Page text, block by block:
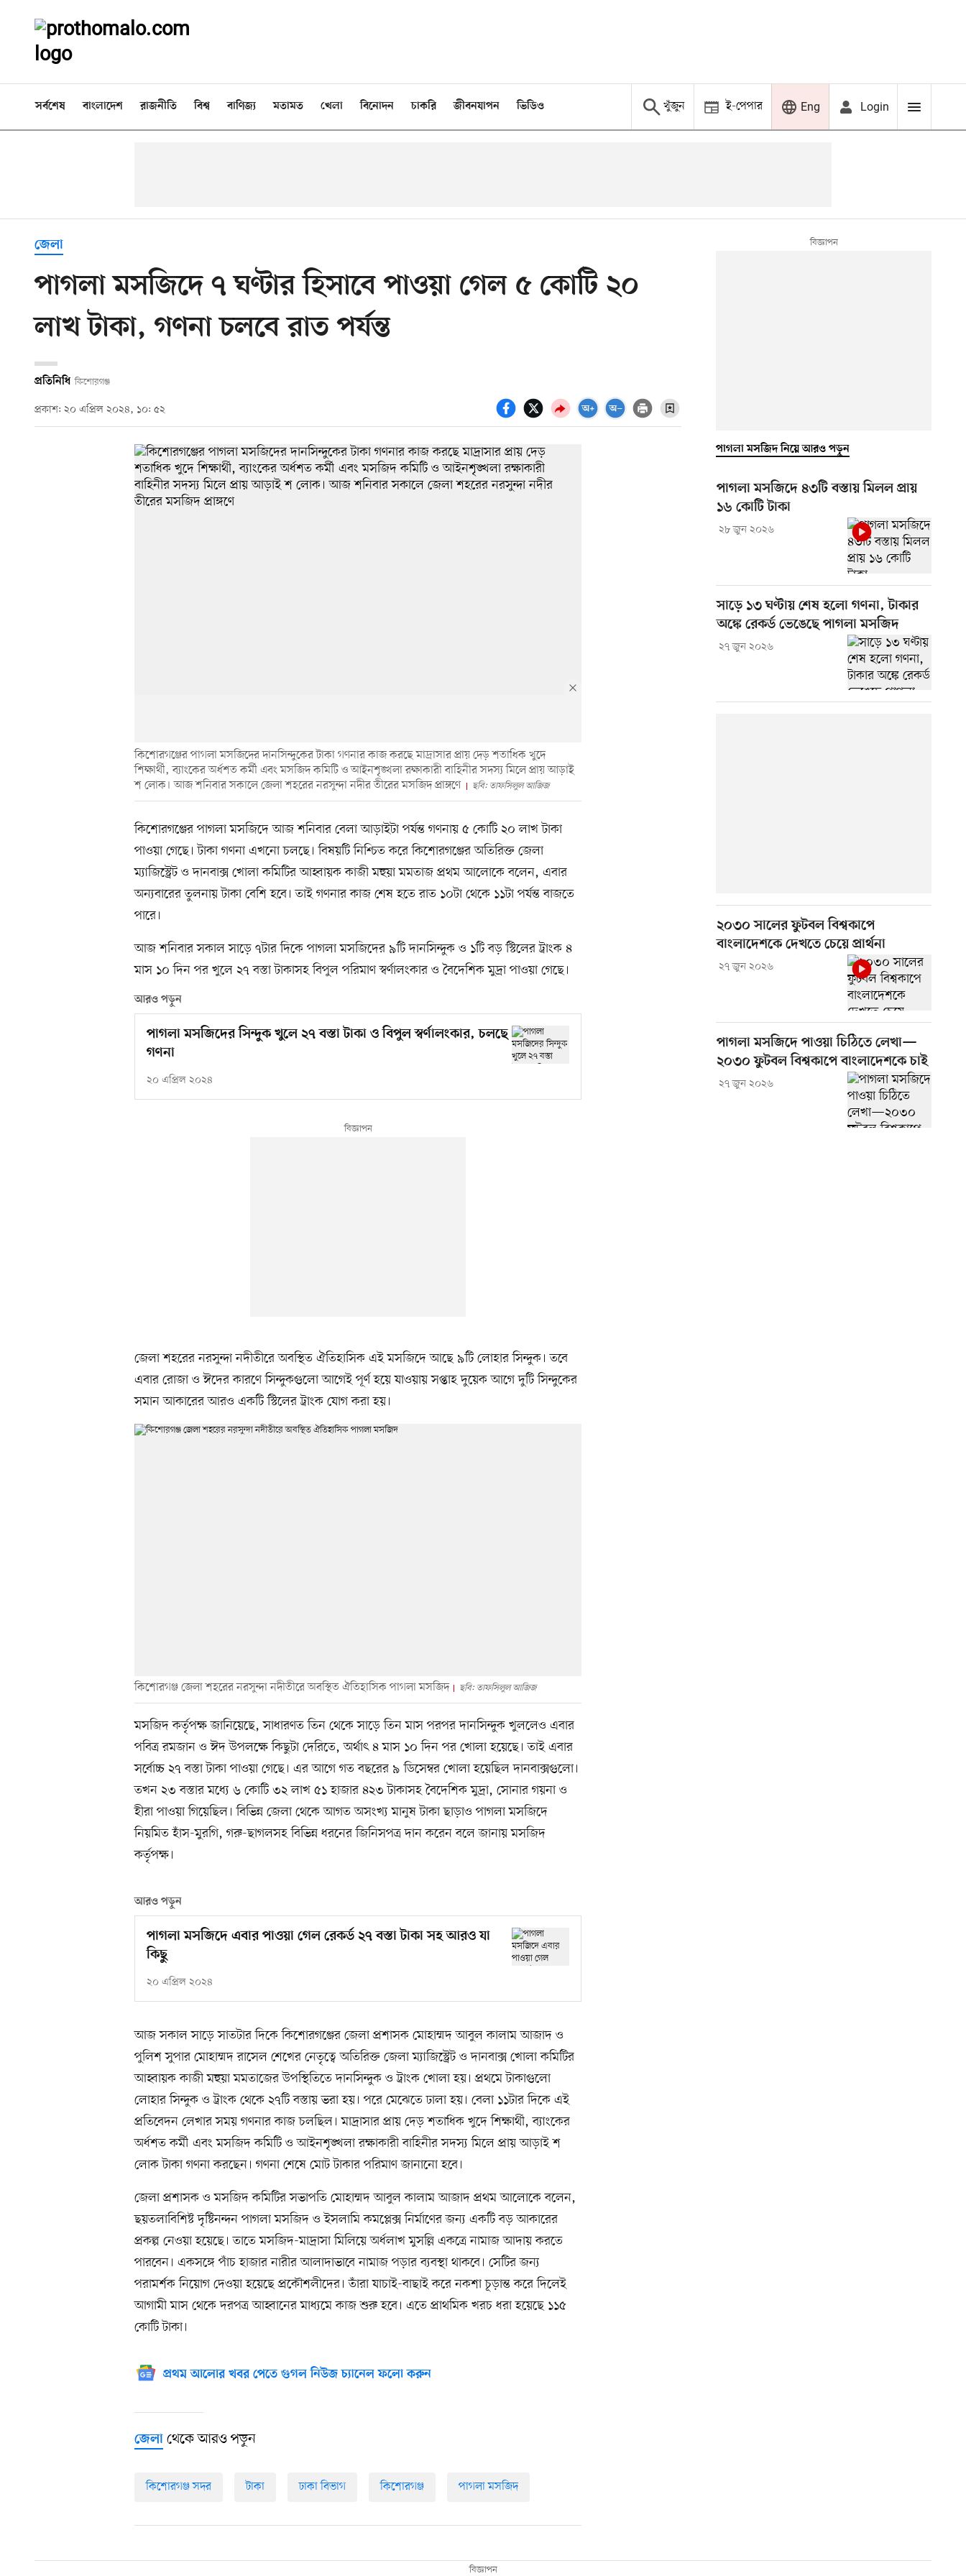
সর্বশেষ বাংলাদেশ রাজনীতি বিশ্ব বাণিজ্য মতামত খেলা বিনোদন চাকরি জীবনযাপন ভিডিও খুঁজুন ই-পেপার Eng Login
জেলা
পাগলা মসজিদে ৭ ঘণ্টার হিসাবে পাওয়া গেল ৫ কোটি ২০
লাখ টাকা, গণনা চলবে রাত পর্যন্ত
প্রতিনিধি কিশোরগঞ্জ
প্রকাশ: ২০ এপ্রিল ২০২৪, ১০: ৫২
কিশোরগঞ্জের পাগলা মসজিদের দানসিন্দুকের টাকা গণনার কাজ করছে মাদ্রাসার প্রায় দেড় শতাধিক খুদে
শিক্ষার্থী, ব্যাংকের অর্ধশত কর্মী এবং মসজিদ কমিটি ও আইনশৃঙ্খলা রক্ষাকারী বাহিনীর সদস্য মিলে প্রায় আড়াই
শ লোক। আজ শনিবার সকালে জেলা শহরের নরসুন্দা নদীর তীরের মসজিদ প্রাঙ্গণে
ছবি: তাফসিলুল আজিজ
কিশোরগঞ্জের পাগলা মসজিদে আজ শনিবার বেলা আড়াইটা পর্যন্ত গণনায় ৫ কোটি ২০ লাখ টাকা
পাওয়া গেছে। টাকা গণনা এখনো চলছে। বিষয়টি নিশ্চিত করে কিশোরগঞ্জের অতিরিক্ত জেলা
ম্যাজিস্ট্রেট ও দানবাক্স খোলা কমিটির আহ্বায়ক কাজী মহুয়া মমতাজ প্রথম আলোকে বলেন, এবার
অন্যবারের তুলনায় টাকা বেশি হবে। তাই গণনার কাজ শেষ হতে রাত ১০টা থেকে ১১টা পর্যন্ত বাজতে
পারে।
আজ শনিবার সকাল সাড়ে ৭টার দিকে পাগলা মসজিদের ৯টি দানসিন্দুক ও ১টি বড় স্টিলের ট্রাংক ৪
মাস ১০ দিন পর খুলে ২৭ বস্তা টাকাসহ বিপুল পরিমাণ স্বর্ণালংকার ও বৈদেশিক মুদ্রা পাওয়া গেছে।
আরও পড়ুন
পাগলা মসজিদের সিন্দুক খুলে ২৭ বস্তা টাকা ও বিপুল স্বর্ণালংকার, চলছে
গণনা
২০ এপ্রিল ২০২৪
জেলা শহরের নরসুন্দা নদীতীরে অবস্থিত ঐতিহাসিক এই মসজিদে আছে ৯টি লোহার সিন্দুক। তবে
এবার রোজা ও ঈদের কারণে সিন্দুকগুলো আগেই পূর্ণ হয়ে যাওয়ায় সপ্তাহ দুয়েক আগে দুটি সিন্দুকের
সমান আকারের আরও একটি স্টিলের ট্রাংক যোগ করা হয়।
কিশোরগঞ্জ জেলা শহরের নরসুন্দা নদীতীরে অবস্থিত ঐতিহাসিক পাগলা মসজিদ ছবি: তাফসিলুল আজিজ
মসজিদ কর্তৃপক্ষ জানিয়েছে, সাধারণত তিন থেকে সাড়ে তিন মাস পরপর দানসিন্দুক খুললেও এবার
পবিত্র রমজান ও ঈদ উপলক্ষে কিছুটা দেরিতে, অর্থাৎ ৪ মাস ১০ দিন পর খোলা হয়েছে। তাই এবার
সর্বোচ্চ ২৭ বস্তা টাকা পাওয়া গেছে। এর আগে গত বছরের ৯ ডিসেম্বর খোলা হয়েছিল দানবাক্সগুলো।
তখন ২৩ বস্তার মধ্যে ৬ কোটি ৩২ লাখ ৫১ হাজার ৪২৩ টাকাসহ বৈদেশিক মুদ্রা, সোনার গয়না ও
হীরা পাওয়া গিয়েছিল। বিভিন্ন জেলা থেকে আগত অসংখ্য মানুষ টাকা ছাড়াও পাগলা মসজিদে
নিয়মিত হাঁস-মুরগি, গরু-ছাগলসহ বিভিন্ন ধরনের জিনিসপত্র দান করেন বলে জানায় মসজিদ
কর্তৃপক্ষ।
আরও পড়ুন
পাগলা মসজিদে এবার পাওয়া গেল রেকর্ড ২৭ বস্তা টাকা সহ আরও যা
কিছু
২০ এপ্রিল ২০২৪
আজ সকাল সাড়ে সাতটার দিকে কিশোরগঞ্জের জেলা প্রশাসক মোহাম্মদ আবুল কালাম আজাদ ও
পুলিশ সুপার মোহাম্মদ রাসেল শেখের নেতৃত্বে অতিরিক্ত জেলা ম্যাজিস্ট্রেট ও দানবাক্স খোলা কমিটির
আহ্বায়ক কাজী মহুয়া মমতাজের উপস্থিতিতে দানসিন্দুক ও ট্রাংক খোলা হয়। প্রথমে টাকাগুলো
লোহার সিন্দুক ও ট্রাংক থেকে ২৭টি বস্তায় ভরা হয়। পরে মেঝেতে ঢালা হয়। বেলা ১১টার দিকে এই
প্রতিবেদন লেখার সময় গণনার কাজ চলছিল। মাদ্রাসার প্রায় দেড় শতাধিক খুদে শিক্ষার্থী, ব্যাংকের
অর্ধশত কর্মী এবং মসজিদ কমিটি ও আইনশৃঙ্খলা রক্ষাকারী বাহিনীর সদস্য মিলে প্রায় আড়াই শ
লোক টাকা গণনা করছেন। গণনা শেষে মোট টাকার পরিমাণ জানানো হবে।
জেলা প্রশাসক ও মসজিদ কমিটির সভাপতি মোহাম্মদ আবুল কালাম আজাদ প্রথম আলোকে বলেন,
ছয়তলাবিশিষ্ট দৃষ্টিনন্দন পাগলা মসজিদ ও ইসলামি কমপ্লেক্স নির্মাণের জন্য একটি বড় আকারের
প্রকল্প নেওয়া হয়েছে। তাতে মসজিদ-মাদ্রাসা মিলিয়ে অর্ধলাখ মুসল্লি একত্রে নামাজ আদায় করতে
পারবেন। একসঙ্গে পাঁচ হাজার নারীর আলাদাভাবে নামাজ পড়ার ব্যবস্থা থাকবে। সেটির জন্য
পরামর্শক নিয়োগ দেওয়া হয়েছে প্রকৌশলীদের। তাঁরা যাচাই-বাছাই করে নকশা চূড়ান্ত করে দিলেই
আগামী মাস থেকে দরপত্র আহ্বানের মাধ্যমে কাজ শুরু হবে। এতে প্রাথমিক খরচ ধরা হয়েছে ১১৫
কোটি টাকা।
প্রথম আলোর খবর পেতে গুগল নিউজ চ্যানেল ফলো করুন
জেলা থেকে আরও পড়ুন
কিশোরগঞ্জ সদর টাকা ঢাকা বিভাগ কিশোরগঞ্জ পাগলা মসজিদ
পাগলা মসজিদ নিয়ে আরও পড়ুন
পাগলা মসজিদে ৪৩টি বস্তায় মিলল প্রায়
১৬ কোটি টাকা
২৮ জুন ২০২৬
সাড়ে ১৩ ঘণ্টায় শেষ হলো গণনা, টাকার
অঙ্কে রেকর্ড ভেঙেছে পাগলা মসজিদ
২৭ জুন ২০২৬
২০৩০ সালের ফুটবল বিশ্বকাপে
বাংলাদেশকে দেখতে চেয়ে প্রার্থনা
২৭ জুন ২০২৬
পাগলা মসজিদে পাওয়া চিঠিতে লেখা—
২০৩০ ফুটবল বিশ্বকাপে বাংলাদেশকে চাই
২৭ জুন ২০২৬